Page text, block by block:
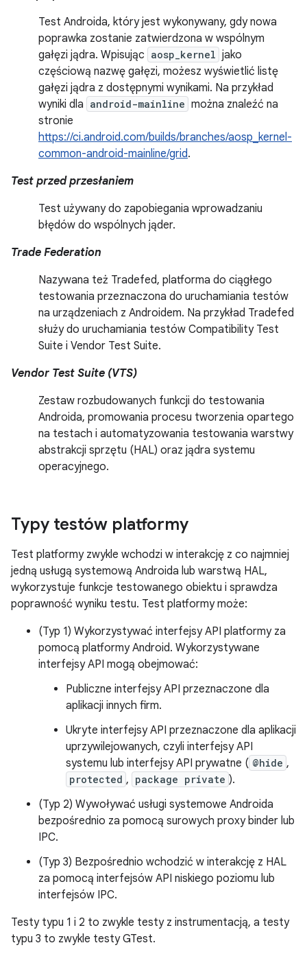
Test Androida, który jest wykonywany, gdy nowa
poprawka zostanie zatwierdzona w wspólnym
gałęzi jądra. Wpisując aosp_kernel jako
częściową nazwę gałęzi, możesz wyświetlić listę
gałęzi jądra z dostępnymi wynikami. Na przykład
wyniki dla android-mainline można znaleźć na
stronie
https://ci.android.com/builds/branches/aosp_kernel-
common-android-mainline/grid.
Test przed przesłaniem
Test używany do zapobiegania wprowadzaniu
błędów do wspólnych jąder.
Trade Federation
Nazywana też Tradefed, platforma do ciągłego
testowania przeznaczona do uruchamiania testów
na urządzeniach z Androidem. Na przykład Tradefed
służy do uruchamiania testów Compatibility Test
Suite i Vendor Test Suite.
Vendor Test Suite (VTS)
Zestaw rozbudowanych funkcji do testowania
Androida, promowania procesu tworzenia opartego
na testach i automatyzowania testowania warstwy
abstrakcji sprzętu (HAL) oraz jądra systemu
operacyjnego.
Typy testów platformy
Test platformy zwykle wchodzi w interakcję z co najmniej
jedną usługą systemową Androida lub warstwą HAL,
wykorzystuje funkcje testowanego obiektu i sprawdza
poprawność wyniku testu. Test platformy może:
(Typ 1) Wykorzystywać interfejsy API platformy za
pomocą platformy Android. Wykorzystywane
interfejsy API mogą obejmować:
Publiczne interfejsy API przeznaczone dla
aplikacji innych firm.
Ukryte interfejsy API przeznaczone dla aplikacji
uprzywilejowanych, czyli interfejsy API
systemu lub interfejsy API prywatne ( @hide ,
protected , package private ).
(Typ 2) Wywoływać usługi systemowe Androida
bezpośrednio za pomocą surowych proxy binder lub
IPC.
(Typ 3) Bezpośrednio wchodzić w interakcję z HAL
za pomocą interfejsów API niskiego poziomu lub
interfejsów IPC.
Testy typu 1 i 2 to zwykle testy z instrumentacją, a testy
typu 3 to zwykle testy GTest.